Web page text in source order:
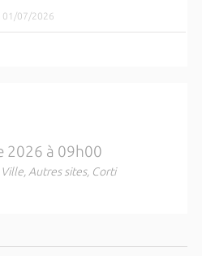
01/07/2026
2026 à 09h00
Autres sites, Corti